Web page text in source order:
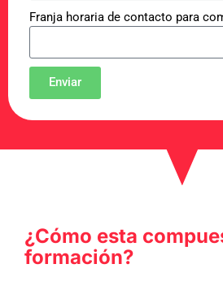
Franja horaria de contacto para
Enviar
¿Cómo esta
formación?